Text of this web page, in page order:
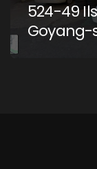
524-49
Goyang-